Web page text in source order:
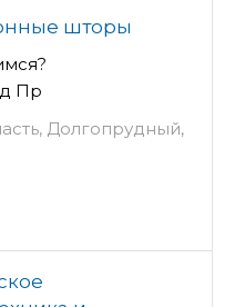
шторы
Пр
Долгопрудный,